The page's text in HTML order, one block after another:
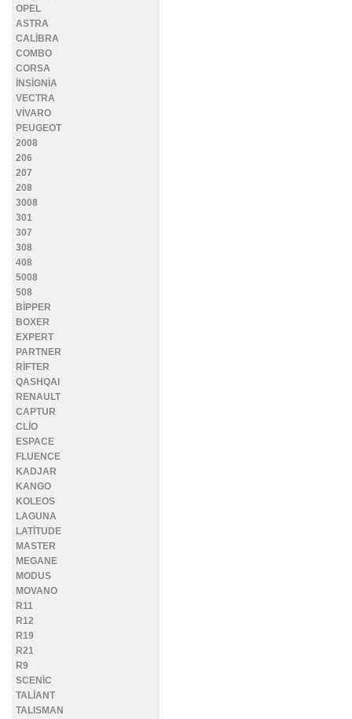
OPEL
ASTRA
CALİBRA
COMBO
CORSA
İNSİGNİA
VECTRA
VİVARO
PEUGEOT
2008
206
207
208
3008
301
307
308
408
5008
508
BİPPER
BOXER
EXPERT
PARTNER
RİFTER
QASHQAI
RENAULT
CAPTUR
CLİO
ESPACE
FLUENCE
KADJAR
KANGO
KOLEOS
LAGUNA
LATİTUDE
MASTER
MEGANE
MODUS
MOVANO
R11
R12
R19
R21
R9
SCENİC
TALİANT
TALISMAN